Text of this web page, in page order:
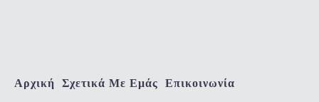
Αρχική Σχετικά Με Εμάς Επικοινωνία